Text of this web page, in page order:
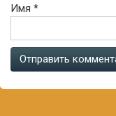
Имя *